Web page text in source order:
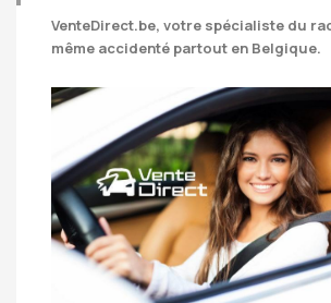
VenteDirect.be, votre spécialiste du
même accidenté partout en Belgique.